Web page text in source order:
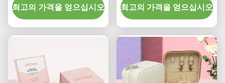
드 포장 책 모양 주얼리 박
스
최고의 가격을 얻으십시오
백 포함 선물 상자
최고의 가격을 얻으십시오